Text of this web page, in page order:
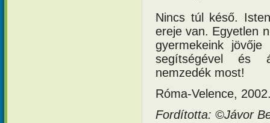
Nincs túl késő.
ereje van. Egyetlen
gyermekeink
segítségével és
nemzedék most!
Róma-Velence,
Fordította: ©Jávor